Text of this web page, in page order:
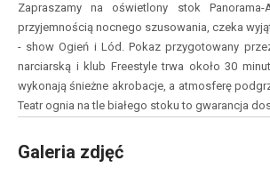
Zapraszamy na oświetlony stok
przyjemnością nocnego szusowania, czeka
- show Ogień i Lód. Pokaz przygotowany
narciarską i klub Freestyle trwa około 30
wykonają śnieżne akrobacje, a atmosferę
Teatr ognia na tle białego stoku to gwarancja
Galeria zdjęć